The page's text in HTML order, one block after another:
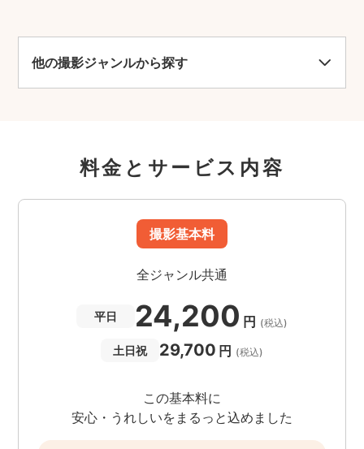
他の撮影ジャンルから探す
料金とサービス内容
撮影基本料
全ジャンル共通
平日 24,200 円 (税込)
土日祝 29,700 円 (税込)
この基本料に
安心・うれしいをまるっと込めました